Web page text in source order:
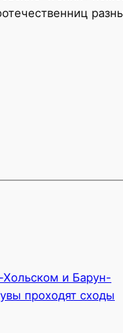
Хольском и Барун-
проходят сходы